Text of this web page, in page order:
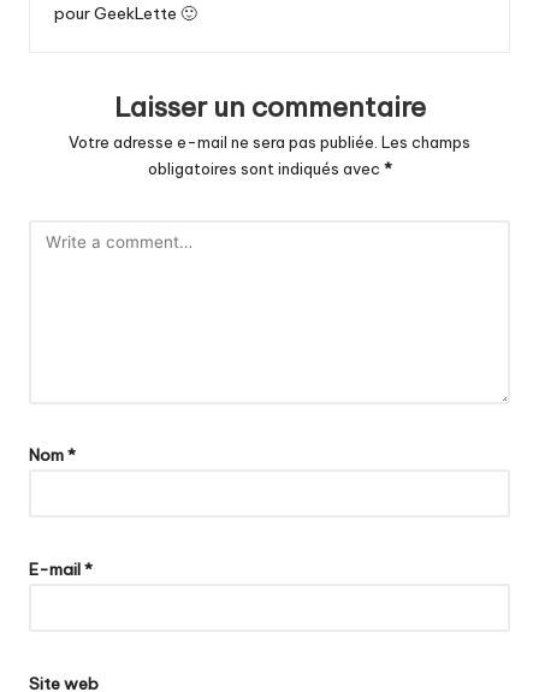
pour GeekLette 🙂
Laisser un commentaire
Votre adresse e-mail ne sera pas publiée. Les champs
obligatoires sont indiqués avec *
Nom*
E-mail*
Site web